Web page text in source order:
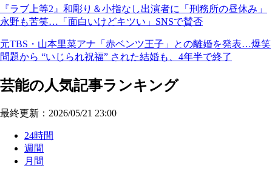
『ラブ上等2』和彫り＆小指なし出演者に「刑務所の昼休み」
永野も苦笑…「面白いけどキツい」SNSで賛否
元TBS・山本里菜アナ「赤ベンツ王子」との離婚を発表…爆笑
問題から “いじられ祝福” された結婚も、4年半で終了
芸能の人気記事ランキング
最終更新：2026/05/21 23:00
24時間
週間
月間